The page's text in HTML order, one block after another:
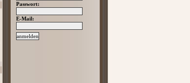
Passwort:
E-Mail: